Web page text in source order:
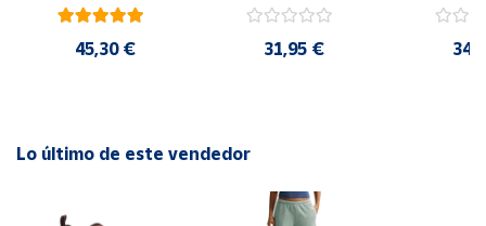
45,30 € 31,95 €
Lo último de este vendedor